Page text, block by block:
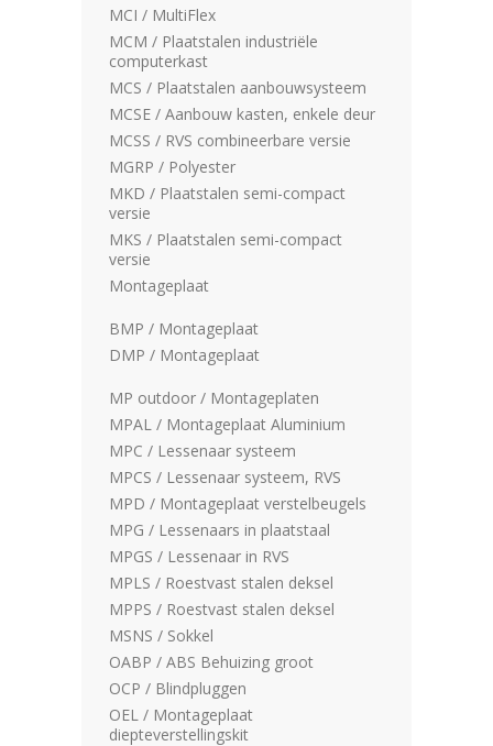
MCI / MultiFlex
MCM / Plaatstalen industriële
computerkast
MCS / Plaatstalen aanbouwsysteem
MCSE / Aanbouw kasten, enkele deur
MCSS / RVS combineerbare versie
MGRP / Polyester
MKD / Plaatstalen semi-compact
versie
MKS / Plaatstalen semi-compact
versie
Montageplaat
BMP / Montageplaat
DMP / Montageplaat
MP outdoor / Montageplaten
MPAL / Montageplaat Aluminium
MPC / Lessenaar systeem
MPCS / Lessenaar systeem, RVS
MPD / Montageplaat verstelbeugels
MPG / Lessenaars in plaatstaal
MPGS / Lessenaar in RVS
MPLS / Roestvast stalen deksel
MPPS / Roestvast stalen deksel
MSNS / Sokkel
OABP / ABS Behuizing groot
OCP / Blindpluggen
OEL / Montageplaat
diepteverstellingskit